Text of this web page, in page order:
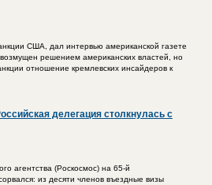
США, дал интервью американской газете
решением американских властей, но
отношение кремлевских инсайдеров к
делегация столкнулась с
агентства (Роскосмос) на 65-й
из десяти членов въездные визы